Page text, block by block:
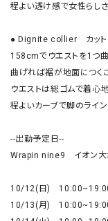
程よい透け感で女性らし
● Dignite collier　カット
158cmでウエストを1つ曲
曲げれば裾が地面につく
ウエストは総ゴムで着心
程よいカーブで脚のライン
--出勤予定日--
Wrapin nine9　イオン大
10/12(日)　
10/13(月)　